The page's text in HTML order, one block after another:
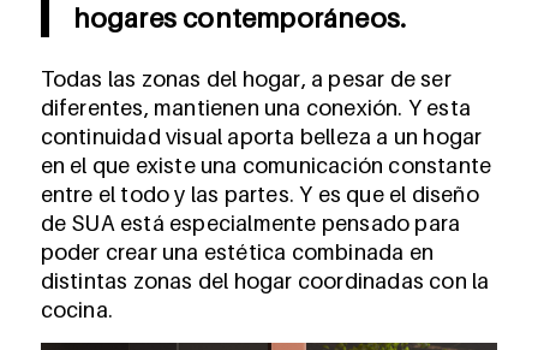
hogares contemporáneos.
Todas las zonas del hogar, a pesar de ser
diferentes, mantienen una conexión. Y esta
continuidad visual aporta belleza a un hogar
en el que existe una comunicación constante
entre el todo y las partes. Y es que el diseño
de SUA está especialmente pensado para
poder crear una estética combinada en
distintas zonas del hogar coordinadas con la
cocina.